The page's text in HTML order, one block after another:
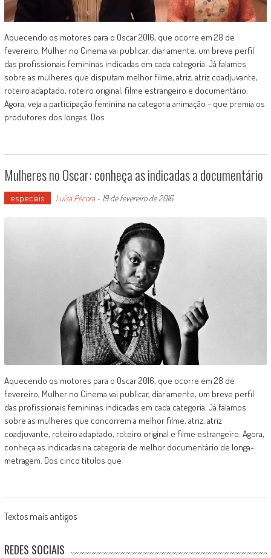
Aquecendo os motores para o Oscar 2016, que ocorre em 28 de
fevereiro, Mulher no Cinema vai publicar, diariamente, um breve perfil
das profissionais femininas indicadas em cada categoria. Já falamos
sobre as mulheres que disputam melhor filme, atriz, atriz coadjuvante,
roteiro adaptado, roteiro original, filme estrangeiro e documentário.
Agora, veja a participação feminina na categoria animação - que premia os
produtores dos longas. Dos
Mulheres no Oscar: conheça as indicadas a documentário
especiais Luísa Pécora- 19 de fevereiro de 2016
Aquecendo os motores para o Oscar 2016, que ocorre em 28 de
fevereiro, Mulher no Cinema vai publicar, diariamente, um breve perfil
das profissionais femininas indicadas em cada categoria. Já falamos
sobre as mulheres que concorrem a melhor filme, atriz, atriz
coadjuvante, roteiro adaptado, roteiro original e filme estrangeiro. Agora,
conheça as indicadas na categoria de melhor documentário de longa-
metragem. Dos cinco títulos que
Posts
navigation
Textos mais antigos
REDES SOCIAIS